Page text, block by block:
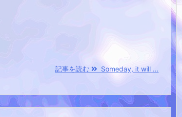
記事を読む Someday, it will ...